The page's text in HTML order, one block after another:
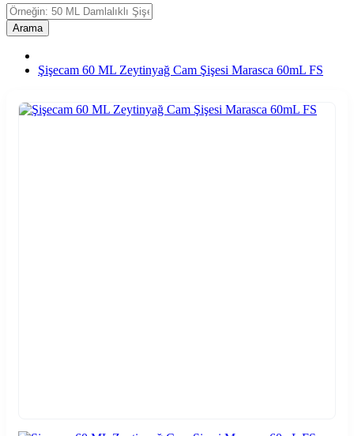
Arama
Şişecam 60 ML Zeytinyağ Cam Şişesi Marasca 60mL FS